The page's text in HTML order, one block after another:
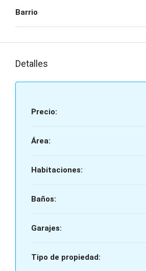
Barrio
Detalles
Precio:
Área:
Habitaciones:
Baños:
Garajes:
Tipo de propiedad: